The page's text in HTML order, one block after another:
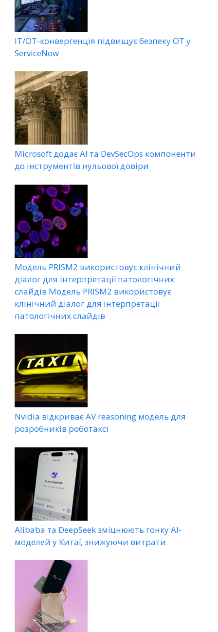
ІТ/ОТ-конвергенція підвищує безпеку ОТ у
ServiceNow
Microsoft додає AI та DevSecOps компоненти
до інструментів нульової довіри
Модель PRISM2 використовує клінічний
діалог для інтерпретації патологічних
слайдів Модель PRISM2 використовує
клінічний діалог для інтерпретації
патологічних слайдів
Nvidia відкриває AV reasoning модель для
розробників роботаксі
Alibaba та DeepSeek зміцнюють гонку AI-
моделей у Китаї, знижуючи витрати